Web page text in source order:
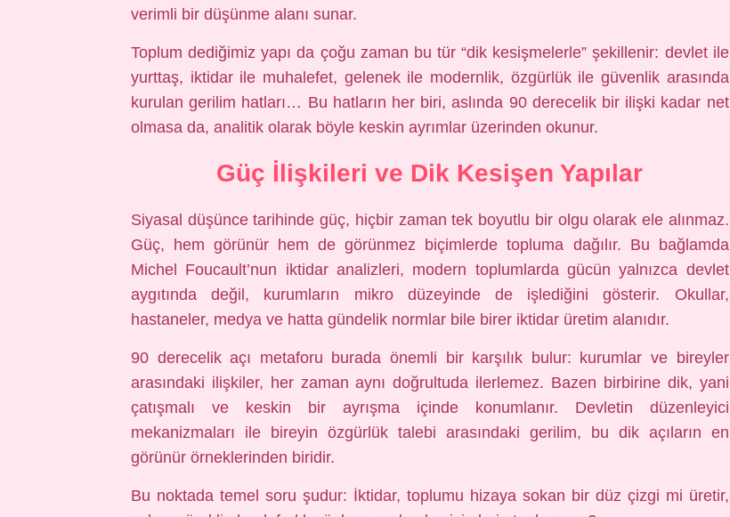
verimli bir düşünme alanı sunar.
Toplum dediğimiz yapı da çoğu zaman bu tür “dik kesişmelerle” şekillenir: devlet ile
yurttaş, iktidar ile muhalefet, gelenek ile modernlik, özgürlük ile güvenlik arasında
kurulan gerilim hatları… Bu hatların her biri, aslında 90 derecelik bir ilişki kadar net
olmasa da, analitik olarak böyle keskin ayrımlar üzerinden okunur.
Güç İlişkileri ve Dik Kesişen Yapılar
Siyasal düşünce tarihinde güç, hiçbir zaman tek boyutlu bir olgu olarak ele alınmaz.
Güç, hem görünür hem de görünmez biçimlerde topluma dağılır. Bu bağlamda
Michel Foucault’nun iktidar analizleri, modern toplumlarda gücün yalnızca devlet
aygıtında değil, kurumların mikro düzeyinde de işlediğini gösterir. Okullar,
hastaneler, medya ve hatta gündelik normlar bile birer iktidar üretim alanıdır.
90 derecelik açı metaforu burada önemli bir karşılık bulur: kurumlar ve bireyler
arasındaki ilişkiler, her zaman aynı doğrultuda ilerlemez. Bazen birbirine dik, yani
çatışmalı ve keskin bir ayrışma içinde konumlanır. Devletin düzenleyici
mekanizmaları ile bireyin özgürlük talebi arasındaki gerilim, bu dik açıların en
görünür örneklerinden biridir.
Bu noktada temel soru şudur: İktidar, toplumu hizaya sokan bir düz çizgi mi üretir,